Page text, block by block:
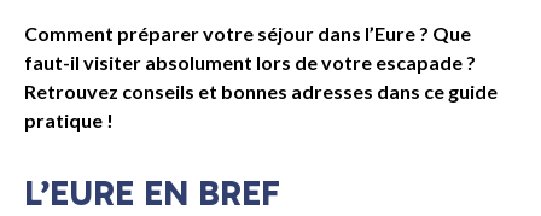
Comment préparer votre séjour dans l’Eure ? Que
faut-il visiter absolument lors de votre escapade ?
Retrouvez conseils et bonnes adresses dans ce guide
pratique !
L’EURE EN BREF